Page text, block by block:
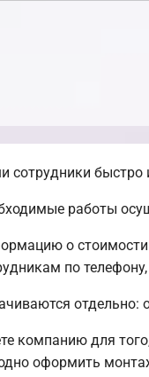
сотрудники быстро
работы
о
по
отдельно:
компанию для
оформить